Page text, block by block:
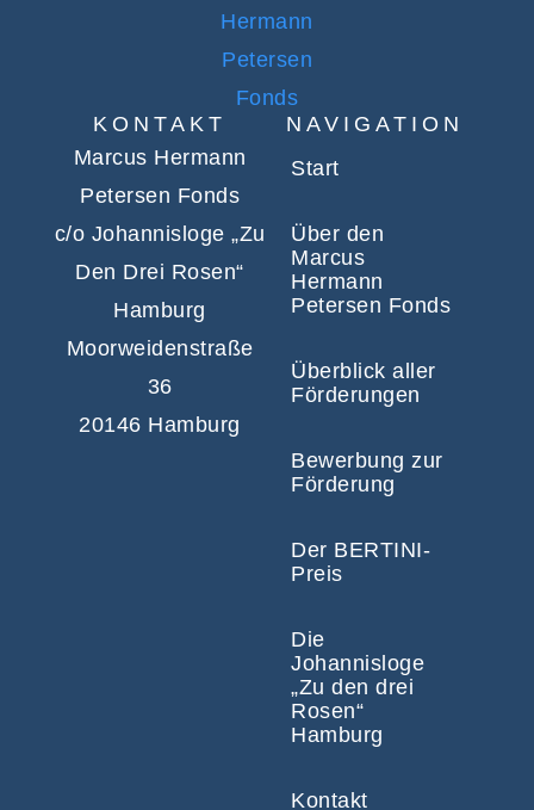
KONTAKT
Marcus Hermann
Petersen Fonds
c/o Johannisloge „Zu
Den Drei Rosen“
Hamburg
Moorweidenstraße
36
20146 Hamburg
NAVIGATION
Start
Über den
Marcus
Hermann
Petersen Fonds
Überblick aller
Förderungen
Bewerbung zur
Förderung
Der BERTINI-
Preis
Die
Johannisloge
„Zu den drei
Rosen“
Hamburg
Kontakt